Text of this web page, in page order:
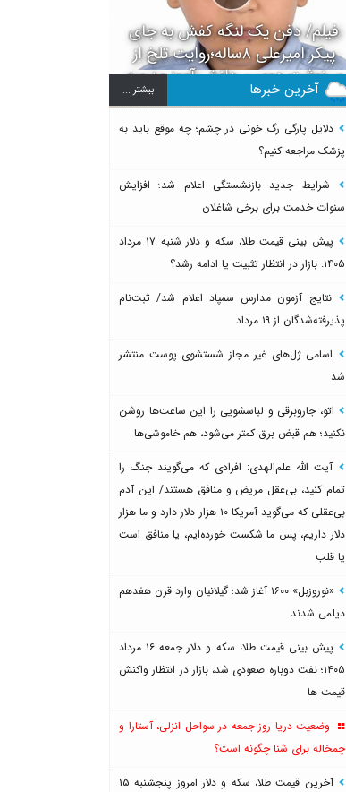
فیلم/ دفن یک لنگه کفش به جای
پیکر امیرعلی ۸ساله؛روایت تلخ از
سرنوشت دومین دانش آموز مدرسه
میناب بعد از ماکان
آخرین خبرها بيشتر ...
دلایل پارگی رگ خونی در چشم؛ چه موقع باید به
پزشک مراجعه کنیم؟
شرایط جدید بازنشستگی اعلام شد؛ افزایش
سنوات خدمت برای برخی شاغلان
پیش بینی قیمت طلا، سکه و دلار شنبه ۱۷ مرداد
۱۴۰۵. بازار در انتظار تثبیت یا ادامه رشد؟
نتایج آزمون مدارس سمپاد اعلام شد/ ثبت‌نام
پذیرفته‌شدگان از ۱۹ مرداد
اسامی ژل‌های غیر مجاز شستشوی پوست منتشر
شد
اتو، جاروبرقی و لباسشویی را این ساعت‌ها روشن
نکنید؛ هم قبض برق کمتر می‌شود، هم خاموشی‌ها
آیت الله علم‌الهدی: افرادی که می‌گویند جنگ را
تمام کنید، بی‌عقل مریض و منافق هستند/ این آدم
بی‌عقلی که می‌گوید آمریکا ۱۰ هزار دلار دارد و ما هزار
دلار داریم، پس ما شکست خورده‌ایم، یا منافق است
یا قلب
«نوروزبل» ۱۶۰۰ آغاز شد؛ گیلانیان وارد قرن هفدهم
دیلمی شدند
پیش بینی قیمت طلا، سکه و دلار جمعه ۱۶ مرداد
۱۴۰۵؛ نفت دوباره صعودی شد، بازار در انتظار واکنش
قیمت ها
وضعیت دریا روز جمعه در سواحل انزلی، آستارا و
چمخاله برای شنا چگونه است؟
آخرین قیمت طلا، سکه و دلار امروز پنجشنبه ۱۵